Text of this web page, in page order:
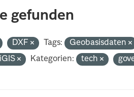
gefunden
DXF Tags:
Geobasisdaten
Kategorien: tech